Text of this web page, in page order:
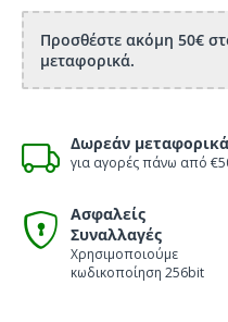
Προσθέστε ακόμη 50€
μεταφορικά.
Δωρεάν
για αγορές πάνω από
Ασφαλείς
Συναλλαγές
Χρησιμοποιούμε
κωδικοποίηση 256bit